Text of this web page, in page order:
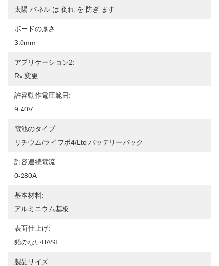
太陽 パネル は 倒れ を 防ぎ ます
ボードの厚さ:
3.0mm
アプリケーション2:
Rv 変更
許容動作電圧範囲:
9-40V
電池のタイプ:
リチウム/ライフポ4/Lto バッテリーパック
許容連続電流:
0-280A
基本材料:
アルミニウム基板
表面仕上げ:
鉛のないHASL
製品サイズ: